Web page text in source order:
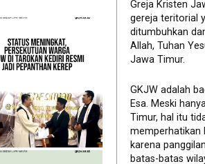
Greja Kristen
gereja teritorial
ditumbuhkan
Allah, Tuhan
Jawa Timur.
GKJW adalah
Esa. Meski
Timur, hal itu
memperhatikan
karena
batas-batas